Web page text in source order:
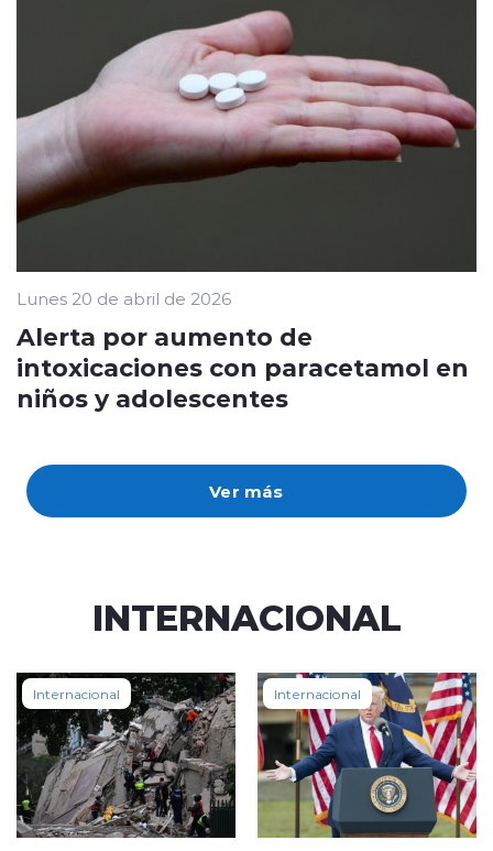
Ver más
Lunes 20 de abril de 2026
Alerta por aumento de
intoxicaciones con paracetamol en
niños y adolescentes
INTERNACIONAL
Internacional Internacional